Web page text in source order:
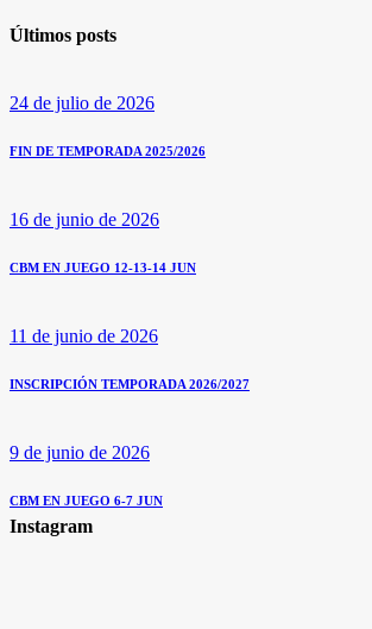
Últimos posts
24 de julio de 2026
FIN DE TEMPORADA 2025/2026
16 de junio de 2026
CBM EN JUEGO 12-13-14 JUN
11 de junio de 2026
INSCRIPCIÓN TEMPORADA 2026/2027
9 de junio de 2026
CBM EN JUEGO 6-7 JUN
Instagram